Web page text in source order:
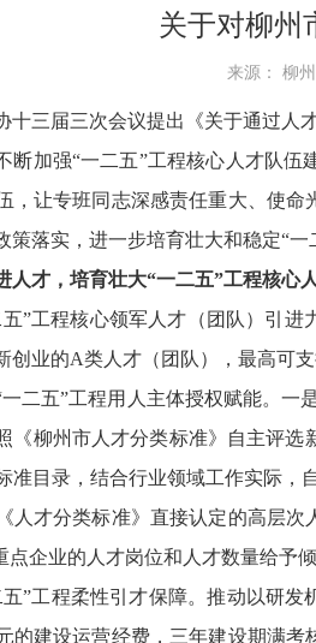
关于对柳州
来源： 柳
十三届三次会议提出《关于通过人
断加强“一二五”工程核心人才队
，让专班同志深感责任重大、使
策落实，进一步培育壮大和稳定“
人才，培育壮大“一二五”工程核心
五”工程核心领军人才（团队）引
创业的A类人才（团队），最高可
一二五”工程用人主体授权赋能。
《柳州市人才分类标准》自主评
准目录，结合行业领域工作实际
人才分类标准》直接认定的高层
点企业的人才岗位和人才数量给予
五”工程柔性引才保障。推动以研
的建设运营经费，三年建设期满